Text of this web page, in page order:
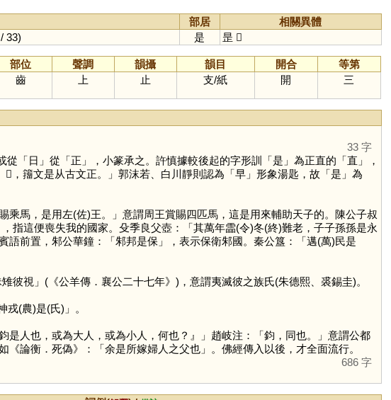
部居
相關異體
33) 是 昰 𣆞
部位 聲調 韻攝 韻目 開合
等第
齒 上 止 支/紙 開 三
33 字
從「日 」從「正 」，小篆承之。許慎據較後起的字形訓「是 」為正直的「直 」，
，籒文是从古文正。」郭沫若、白川靜則認為「早」形象湯匙，故「是 」為
馬，是用左(佐)王。」意謂周王賞賜四匹馬，這是用來輔助天子的。陳公子叔
指這便喪失我的國家。殳季良父壺：「其萬年霝(令)冬(終)難老，子子孫孫是永
語前置，邾公華鐘：「邾邦是保」，表示保衛邾國。秦公簋：「邁(萬)民是
彼視」(《公羊傳．襄公二十七年》)，意謂夷滅彼之族氏(朱德熙、裘錫圭)。
(農)是(氏)」。
是人也，或為大人，或為小人，何也？』」趙岐注：「鈞，同也。」意謂公都
論衡．死偽》：「余是所嫁婦人之父也」。佛經傳入以後，才全面流行。
686 字